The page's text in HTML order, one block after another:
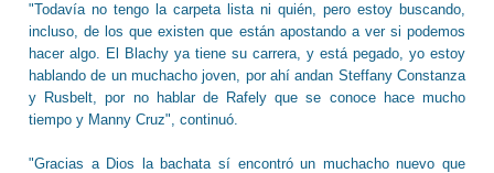
"Todavía no tengo la carpeta lista ni quién, pero estoy buscando,
incluso, de los que existen que están apostando a ver si podemos
hacer algo. El Blachy ya tiene su carrera, y está pegado, yo estoy
hablando de un muchacho joven, por ahí andan Steffany Constanza
y Rusbelt, por no hablar de Rafely que se conoce hace mucho
tiempo y Manny Cruz", continuó.
"Gracias a Dios la bachata sí encontró un muchacho nuevo que